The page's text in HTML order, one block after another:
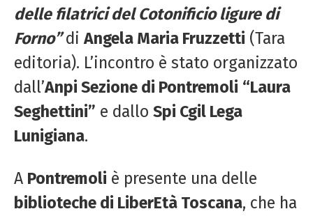
delle filatrici del Cotonificio ligure di
Forno”di Angela Maria Fruzzetti (Tara
editoria). L’incontro è stato organizzato
dall’Anpi Sezione di Pontremoli “Laura
Seghettini” e dallo Spi Cgil Lega
Lunigiana.
A Pontremoli è presente una delle
biblioteche di LiberEtà Toscana, che ha